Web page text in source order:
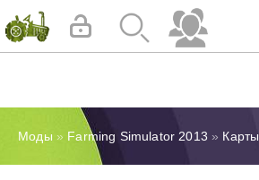
Моды » Farming Simulator 2013 » Карты